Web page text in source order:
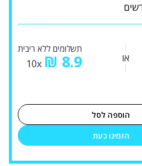
או
תשלומים ללא ריבית
₪ 8.9
הוספה לסל
הזמינו כעת